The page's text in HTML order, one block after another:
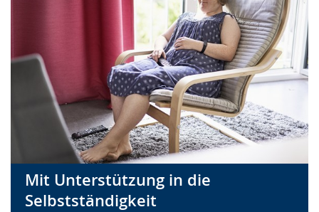
Mit Unterstützung in die
Selbstständigkeit